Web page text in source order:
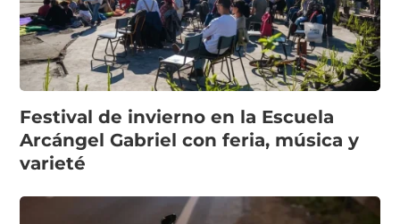
Festival de invierno en la Escuela
Arcángel Gabriel con feria, música y
varieté